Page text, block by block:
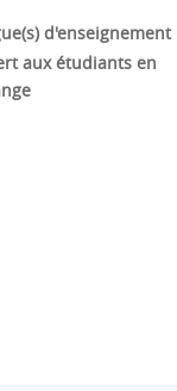
d'enseignement
aux étudiants en